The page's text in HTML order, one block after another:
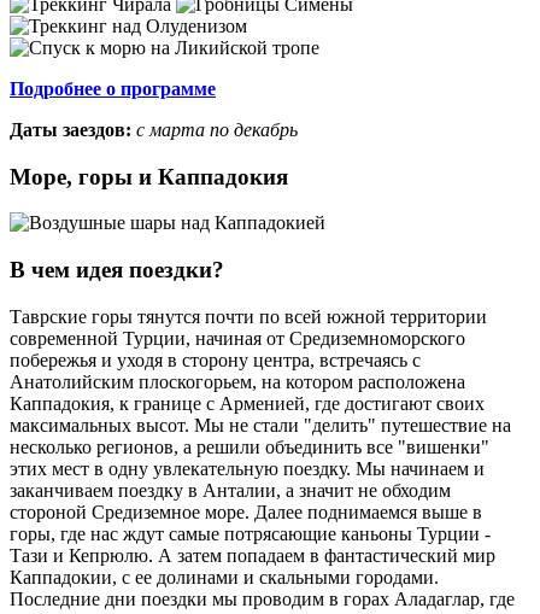
Подробнее о программе
Даты заездов: с марта по декабрь
Море, горы и Каппадокия
В чем идея поездки?
Таврские горы тянутся почти по всей южной территории
современной Турции, начиная от Средиземноморского
побережья и уходя в сторону центра, встречаясь с
Анатолийским плоскогорьем, на котором расположена
Каппадокия, к границе с Арменией, где достигают своих
максимальных высот. Мы не стали "делить" путешествие на
несколько регионов, а решили объединить все "вишенки"
этих мест в одну увлекательную поездку. Мы начинаем и
заканчиваем поездку в Анталии, а значит не обходим
стороной Средиземное море. Далее поднимаемся выше в
горы, где нас ждут самые потрясающие каньоны Турции -
Тази и Кепрюлю. А затем попадаем в фантастический мир
Каппадокии, с ее долинами и скальными городами.
Последние дни поездки мы проводим в горах Аладаглар, где